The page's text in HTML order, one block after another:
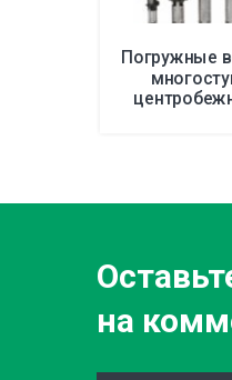
Погружные
на